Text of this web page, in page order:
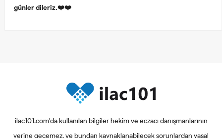
günler dileriz.❤️❤️
ilac101.com'da kullanılan bilgiler hekim ve eczacı danışmanlarının
yerine geçemez. ve bundan kaynaklanabilecek sorunlardan yasal